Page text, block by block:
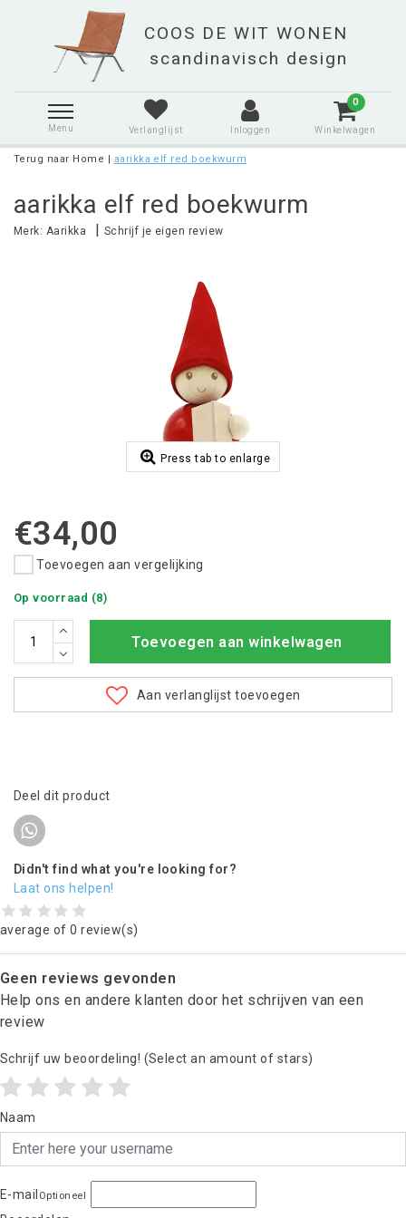
Menu Verlanglijst Inloggen
0
Winkelwagen
Terug naar Home | aarikka elf red boekwurm
aarikka elf red boekwurm
Merk: Aarikka | Schrijf je eigen review
Press tab to enlarge
€34,00
Toevoegen aan vergelijking
Op voorraad (8)
Toevoegen aan winkelwagen
Aan verlanglijst toevoegen
Deel dit product
Didn't find what you're looking for?
Laat ons helpen!
average of 0 review(s)
Geen reviews gevonden
Help ons en andere klanten door het schrijven van een
review
Schrijf uw beoordeling! (Select an amount of stars)
Naam
E-mail Optioneel